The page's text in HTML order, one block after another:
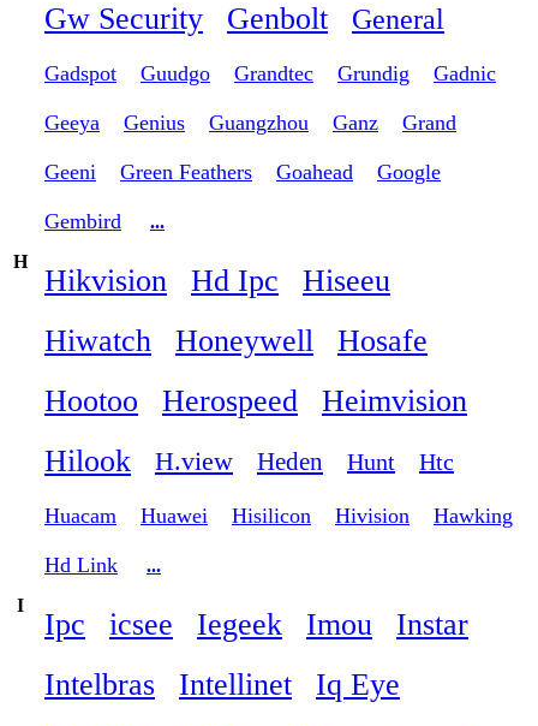
Gw Security
Genbolt General
Gadspot Guudgo Grandtec Grundig Gadnic
Geeya Genius Guangzhou Ganz Grand
Geeni Green Feathers Goahead Google
Gembird
...
H
Hikvision Hd Ipc
Hiseeu
Hiwatch
Honeywell
Hosafe
Hootoo
Herospeed
Heimvision
Hilook
H.view Heden Hunt Htc
Huacam Huawei Hisilicon Hivision Hawking
Hd Link
...
I
Ipc icsee Iegeek Imou
Instar
Intelbras
Intellinet
Iq Eye